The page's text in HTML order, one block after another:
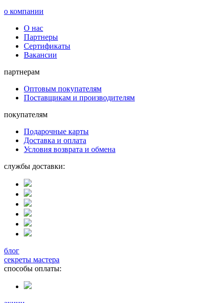
о компании
О нас
Партнеры
Сертификаты
Вакансии
партнерам
Оптовым покупателям
Поставщикам и производителям
покупателям
Подарочные карты
Доставка и оплата
Условия возврата и обмена
службы доставки:
блог
секреты мастера
способы оплаты: